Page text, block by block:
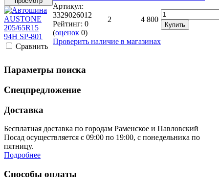
Cравнить
Артикул:
3329026012
Рейтинг: 0
(оценок 0)
2 4 800
Купить
Проверить наличие в магазинах
Параметры поиска
Спецпредложение
Доставка
Бесплатная доставка по городам Раменское и Павловский
Посад осуществляется с 09:00 по 19:00, с понедельника по
пятницу.
Подробнее
Способы оплаты